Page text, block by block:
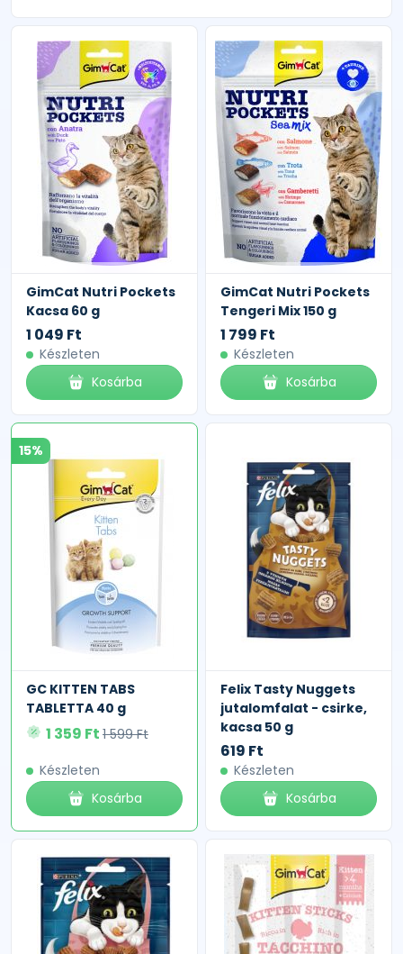
GimCat Nutri Pockets
Kacsa 60 g
1 049 Ft
Készleten
Kosárba
GimCat Nutri Pockets
Tengeri Mix 150 g
1 799 Ft
Készleten
Kosárba
15%
GC KITTEN TABS
TABLETTA 40 g
1 359 Ft 1 599 Ft
Készleten
Kosárba
Felix Tasty Nuggets
jutalomfalat - csirke,
kacsa 50 g
619 Ft
Készleten
Kosárba